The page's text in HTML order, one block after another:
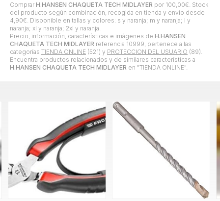
Comprar H.HANSEN CHAQUETA TECH MIDLAYER por 100,00€ . Stock
del producto según combinación, recogida en tienda y envío desde
4,90€ . Disponible en tallas y colores: s y naranja; m y naranja; l y
naranja; xl y naranja; 2xl y naranja.
Precio, información, características e imágenes de H.HANSEN
CHAQUETA TECH MIDLAYER referencia 10999, pertenece a las
categorías TIENDA ONLINE (521) y PROTECCION DEL USUARIO (89).
Encuentra productos relacionados y de similares características a
H.HANSEN CHAQUETA TECH MIDLAYER en "TIENDA ONLINE".